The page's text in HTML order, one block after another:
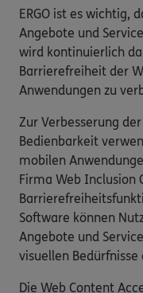
ERGO ist es wichtig,
Angebote und
wird kontinuierlich
Barrierefreiheit der
Anwendungen zu
Zur Verbesserung
Bedienbarkeit
mobilen
Firma Web Inclusion
Software können
Angebote und
visuellen Bedürfnisse
Die Web Content